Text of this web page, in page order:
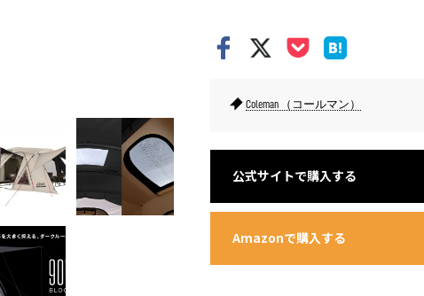
レンジが可能。Coleman （コールマン）
公式サイトで購入する
Amazonで購入する